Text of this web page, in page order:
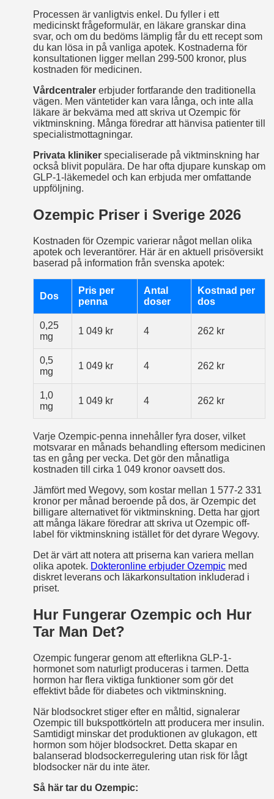
Processen är vanligtvis enkel. Du fyller i ett
medicinskt frågeformulär, en läkare granskar dina
svar, och om du bedöms lämplig får du ett recept som
du kan lösa in på vanliga apotek. Kostnaderna för
konsultationen ligger mellan 299-500 kronor, plus
kostnaden för medicinen.
Vårdcentralererbjuder fortfarande den traditionella
vägen. Men väntetider kan vara långa, och inte alla
läkare är bekväma med att skriva ut Ozempic för
viktminskning. Många föredrar att hänvisa patienter till
specialistmottagningar.
Privata klinikerspecialiserade på viktminskning har
också blivit populära. De har ofta djupare kunskap om
GLP-1-läkemedel och kan erbjuda mer omfattande
uppföljning.
Ozempic Priser i Sverige 2026
Kostnaden för Ozempic varierar något mellan olika
apotek och leverantörer. Här är en aktuell prisöversikt
baserad på information från svenska apotek:
Dos
Pris per
penna
Antal
doser
Kostnad per
dos
0,25
mg
1 049 kr 4 262 kr
0,5
mg
1 049 kr 4 262 kr
1,0
mg
1 049 kr 4 262 kr
Varje Ozempic-penna innehåller fyra doser, vilket
motsvarar en månads behandling eftersom medicinen
tas en gång per vecka. Det gör den månatliga
kostnaden till cirka 1 049 kronor oavsett dos.
Jämfört med Wegovy, som kostar mellan 1 577-2 331
kronor per månad beroende på dos, är Ozempic det
billigare alternativet för viktminskning. Detta har gjort
att många läkare föredrar att skriva ut Ozempic off-
label för viktminskning istället för det dyrare Wegovy.
Det är värt att notera att priserna kan variera mellan
olika apotek. Dokteronline erbjuder Ozempicmed
diskret leverans och läkarkonsultation inkluderad i
priset.
Hur Fungerar Ozempic och Hur
Tar Man Det?
Ozempic fungerar genom att efterlikna GLP-1-
hormonet som naturligt produceras i tarmen. Detta
hormon har flera viktiga funktioner som gör det
effektivt både för diabetes och viktminskning.
När blodsockret stiger efter en måltid, signalerar
Ozempic till bukspottkörteln att producera mer insulin.
Samtidigt minskar det produktionen av glukagon, ett
hormon som höjer blodsockret. Detta skapar en
balanserad blodsockerregulering utan risk för lågt
blodsocker när du inte äter.
Så här tar du Ozempic: